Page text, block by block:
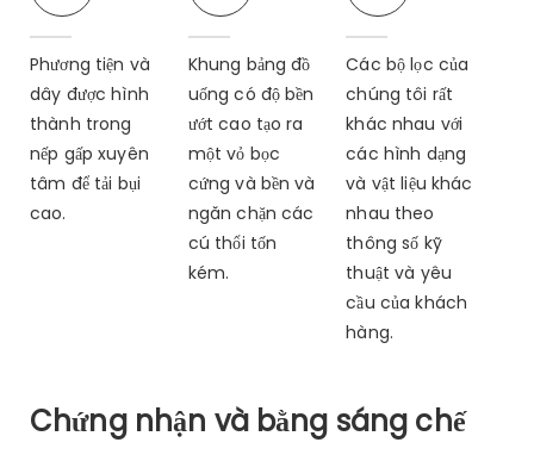
Phương tiện và
dây được hình
thành trong
nếp gấp xuyên
tâm để tải bụi
cao.
Khung bảng đồ
uống có độ bền
ướt cao tạo ra
một vỏ bọc
cứng và bền và
ngăn chặn các
cú thổi tốn
kém.
Các bộ lọc của
chúng tôi rất
khác nhau với
các hình dạng
và vật liệu khác
nhau theo
thông số kỹ
thuật và yêu
cầu của khách
hàng.
Chứng nhận và bằng sáng chế